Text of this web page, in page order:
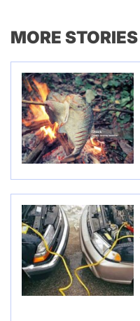
MORE STORIES